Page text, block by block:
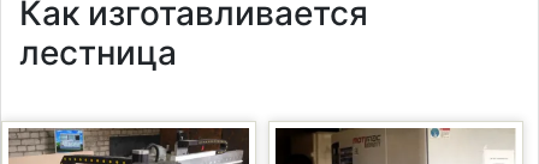
Как изготавливается
лестница